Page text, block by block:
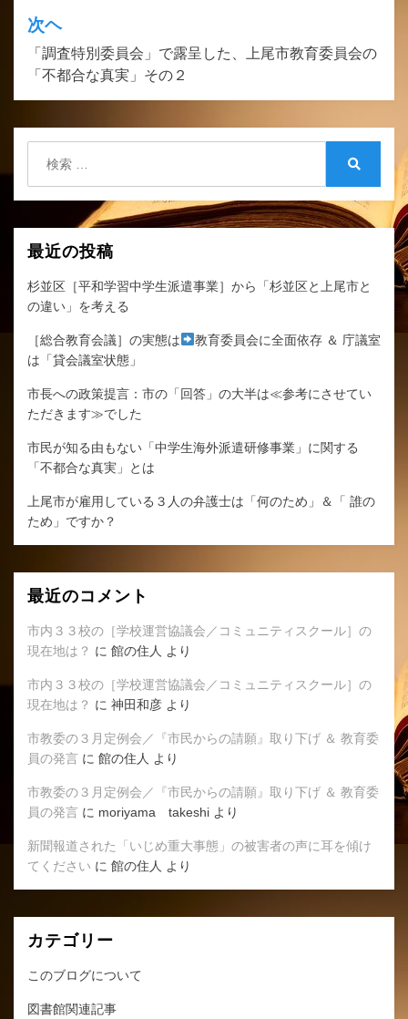
ナ
ビ
ゲ
ー
シ
ョ
ン
次ヘ
「調査特別委員会」で露呈した、上尾市教育委員会の
「不都合な真実」その２
最近の投稿
杉並区［平和学習中学生派遣事業］から「杉並区と上尾市と
の違い」を考える
［総合教育会議］の実態は
教育委員会に全面依存 ＆ 庁議室
は「貸会議室状態」
市長への政策提言：市の「回答」の大半は≪参考にさせてい
ただきます≫でした
市民が知る由もない「中学生海外派遣研修事業」に関する
「不都合な真実」とは
上尾市が雇用している３人の弁護士は「何のため」＆「 誰の
ため」ですか？
最近のコメント
市内３３校の［学校運営協議会／コミュニティスクール］の
現在地は？ に 館の住人 より
市内３３校の［学校運営協議会／コミュニティスクール］の
現在地は？ に 神田和彦 より
市教委の３月定例会／『市民からの請願』取り下げ ＆ 教育委
員の発言 に 館の住人 より
市教委の３月定例会／『市民からの請願』取り下げ ＆ 教育委
員の発言 に moriyama takeshi より
新聞報道された「いじめ重大事態」の被害者の声に耳を傾け
てください に 館の住人 より
カテゴリー
このブログについて
図書館関連記事